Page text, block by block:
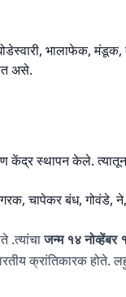
भालाफेक, मंडूक,
असे.
केंद्र स्थापन केले.
चापेकर बंध, गोवंडे,
.त्यांचाजन्म १४ नोव्हेंबर
क्रांतिकारक होते.